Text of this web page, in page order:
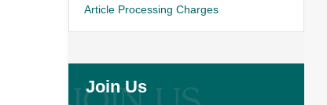
Article Processing Charges
Join Us